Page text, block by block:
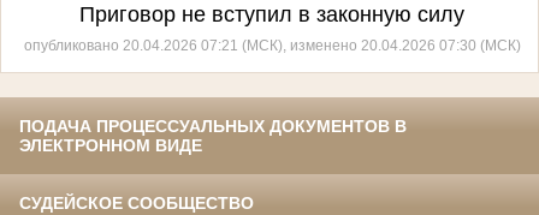
Приговор не вступил в законную силу
опубликовано 20.04.2026 07:21 (МСК), изменено 20.04.2026 07:30 (МСК)
ПОДАЧА ПРОЦЕССУАЛЬНЫХ ДОКУМЕНТОВ В
ЭЛЕКТРОННОМ ВИДЕ
СУДЕЙСКОЕ СООБЩЕСТВО